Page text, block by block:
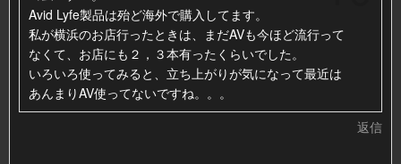
Avid Lyfe製品は殆ど海外で購入してます。
私が横浜のお店行ったときは、まだAVも今ほど流行って
なくて、お店にも２，３本有ったくらいでした。
いろいろ使ってみると、立ち上がりが気になって最近は
あんまりAV使ってないですね。。。
返信